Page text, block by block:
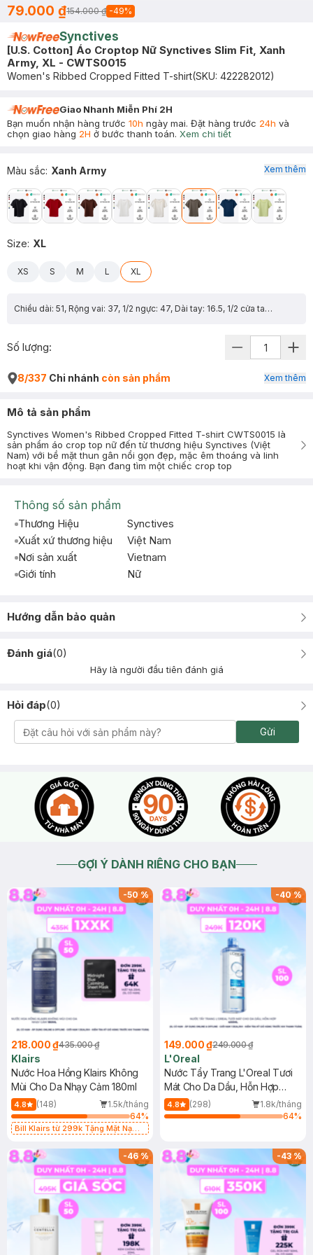
79.000 ₫154.000 ₫ -49%
Synctives
[U.S. Cotton] Áo Croptop Nữ Synctives Slim Fit, Xanh
Army, XL - CWTS0015
Women's Ribbed Cropped Fitted T-shirt(SKU: 422282012)
Giao Nhanh Miễn Phí 2H
Bạn muốn nhận hàng trước 10h ngày mai. Đặt hàng trước 24h và
chọn giao hàng 2H ở bước thanh toán. Xem chi tiết
Màu sắc: Xanh Army
Size: XL
XS S M L XL
Chiều dài: 51, Rộng vai: 37, 1/2 ngực: 47, Dài tay: 16.5, 1/2 cửa tay: 15.5
Xem thêm
Số lượng:
8/337 Chi nhánh còn sản phẩm Xem thêm
Mô tả sản phẩm
Synctives Women's Ribbed Cropped Fitted T-shirt CWTS0015 là
sản phẩm áo crop top nữ đến từ thương hiệu Synctives (Việt
Nam) với bề mặt thun gân nổi gọn đẹp, mặc êm thoáng và linh
hoạt khi vận động. Bạn đang tìm một chiếc crop top
Thông số sản phẩm
Thương Hiệu
Synctives
Xuất xứ thương hiệu
Việt Nam
Nơi sản xuất
Vietnam
Giới tính
Nữ
Hướng dẫn bảo quản
Đánh giá(0)
Hãy là người đầu tiên đánh giá
Hỏi đáp(0)
Gửi
GỢI Ý DÀNH RIÊNG CHO BẠN
-50%
218.000 ₫435.000 ₫
Klairs
Nước Hoa Hồng Klairs Không
Mùi Cho Da Nhạy Cảm 180ml
4.8 (148)
1.5k/tháng
64%
Bill Klairs từ 299k Tặng Mặt Nạ
25ml (SL Có Hạn)
-40%
149.000 ₫249.000 ₫
L'Oreal
Nước Tẩy Trang L'Oreal Tươi
Mát Cho Da Dầu, Hỗn Hợp
400ml
4.8 (298)
1.8k/tháng
64%
-46% -43%